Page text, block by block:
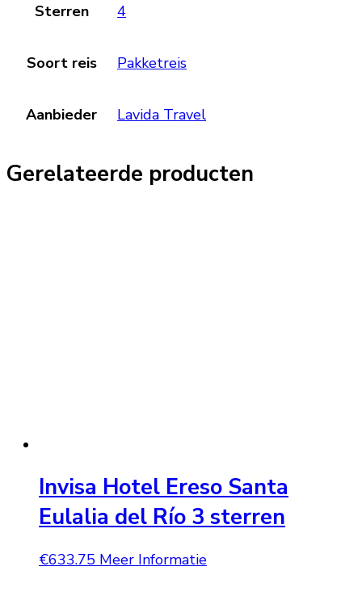
Sterren 4
Soort reis Pakketreis
Aanbieder Lavida Travel
Gerelateerde producten
Invisa Hotel Ereso Santa
Eulalia del Río 3 sterren
€633.75 Meer Informatie